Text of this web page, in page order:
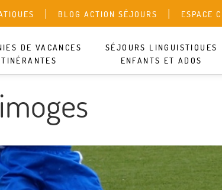
BLOG ACTION SÉJOURS ESPACE
DE VACANCES
SÉJOURS LINGUISTIQUES
ENFANTS ET ADOS
DEVIS